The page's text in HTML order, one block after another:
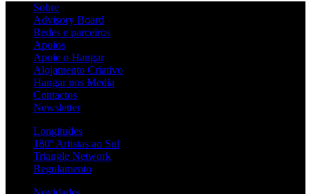
Sobre
Advisory Board
Redes e parceiros
Apoios
Apoie o Hangar
Alojamento Criativo
Hangar nos Media
Contactos
Newsletter
Longitudes
180º Artistas ao Sul
Triangle Network
Regulamento